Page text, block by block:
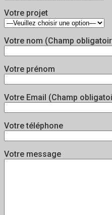
Votre projet
Votre nom (Champ
Votre prénom
Votre Email (Champ
Votre téléphone
Votre message